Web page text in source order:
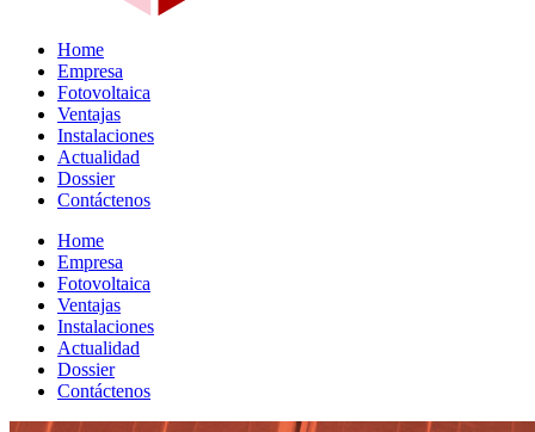
Home
Empresa
Fotovoltaica
Ventajas
Instalaciones
Actualidad
Dossier
Contáctenos
Home
Empresa
Fotovoltaica
Ventajas
Instalaciones
Actualidad
Dossier
Contáctenos